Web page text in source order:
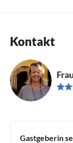
Kontakt
Gastgeberin